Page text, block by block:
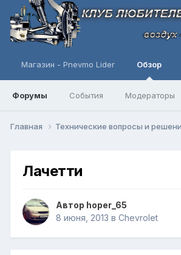
Магазин - Pnevmo Lider Обзор
Форумы События Модераторы
Главная Технические вопросы и
Лачетти
Автор hoper_65
8 июня, 2013 в Chevrolet